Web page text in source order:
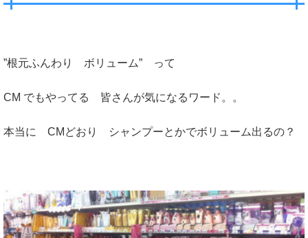
”根元ふんわり ボリューム” って
CM でもやってる 皆さんが気になるワード。。
本当に CMどおり シャンプーとかでボリューム出るの？